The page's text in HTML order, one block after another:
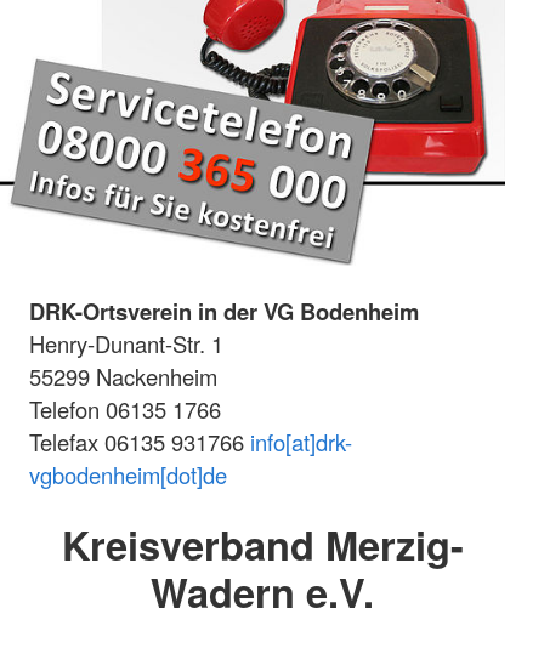
DRK-Ortsverein in der VG Bodenheim
Henry-Dunant-Str. 1
55299 Nackenheim
Telefon 06135 1766
Telefax 06135 931766 info[at]drk-
vgbodenheim[dot]de
Kreisverband Merzig-
Wadern e.V.